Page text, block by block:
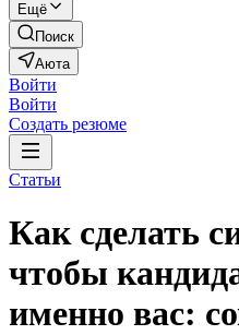
Ещё
Поиск
Аюта
Войти
Войти
Создать резюме
Статьи
Как сделать
чтобы
именно вас: